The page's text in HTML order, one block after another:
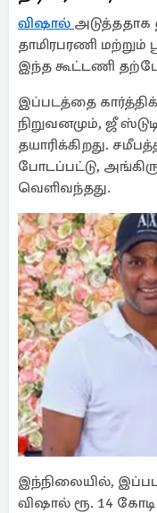
விஷால் அடுத்ததாக
தாமிரபரணி மற்றும்
இந்த கூட்டணி
இப்படத்தை
நிறுவனமும், ஜீ
தயாரிக்கிறது.
போடப்பட்டு,
வெளிவந்தது.
இந்நிலையில்,
விஷால் ரூ. 14